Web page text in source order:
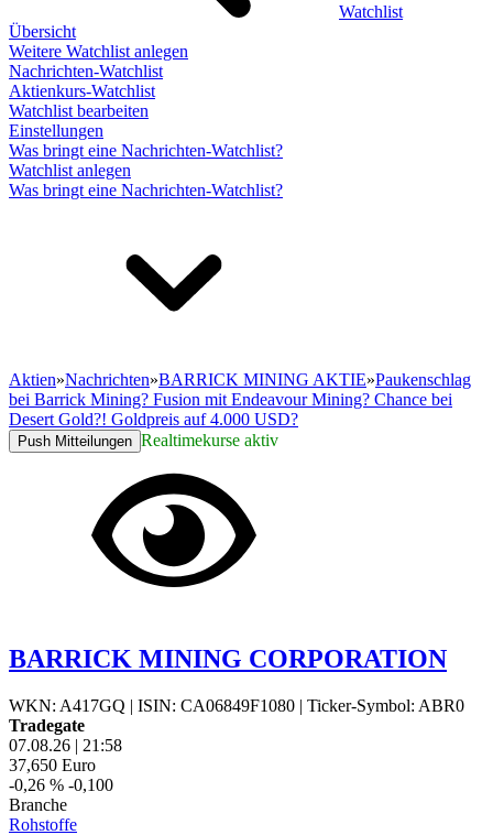
Watchlist
Übersicht
Weitere Watchlist anlegen
Nachrichten-Watchlist
Aktienkurs-Watchlist
Watchlist bearbeiten
Einstellungen
Was bringt eine Nachrichten-Watchlist?
Watchlist anlegen
Was bringt eine Nachrichten-Watchlist?
Aktien»Nachrichten»BARRICK MINING AKTIE»Paukenschlag
bei Barrick Mining? Fusion mit Endeavour Mining? Chance bei
Desert Gold?! Goldpreis auf 4.000 USD?
Push Mitteilungen Realtimekurse aktiv
BARRICK MINING CORPORATION
WKN: A417GQ | ISIN: CA06849F1080 | Ticker-Symbol: ABR0
Tradegate
07.08.26 | 21:58
37,650 Euro
-0,26 % -0,100
Branche
Rohstoffe